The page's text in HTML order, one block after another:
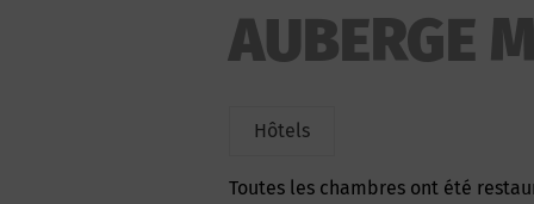
AUBERGE
Hôtels
Toutes les chambres ont été restaurées avec goût et originalité. La décoration champêtre